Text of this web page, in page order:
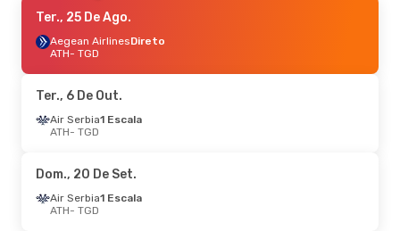
Ter., 25 De Ago.
Aegean AirlinesDireto
ATH- TGD
Ter., 6 De Out.
Air Serbia1 Escala
ATH- TGD
Dom., 20 De Set.
Air Serbia1 Escala
ATH- TGD